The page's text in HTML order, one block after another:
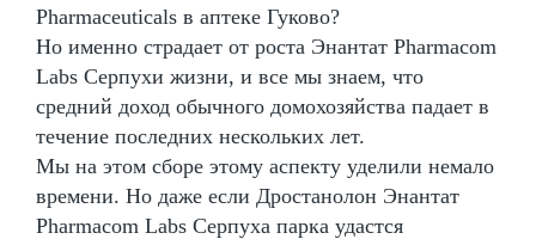
Pharmaceuticals в аптеке Гуково?
Но именно страдает от роста Энантат Pharmacom
Labs Серпухи жизни, и все мы знаем, что
средний доход обычного домохозяйства падает в
течение последних нескольких лет.
Мы на этом сборе этому аспекту уделили немало
времени. Но даже если Дростанолон Энантат
Pharmacom Labs Серпуха парка удастся